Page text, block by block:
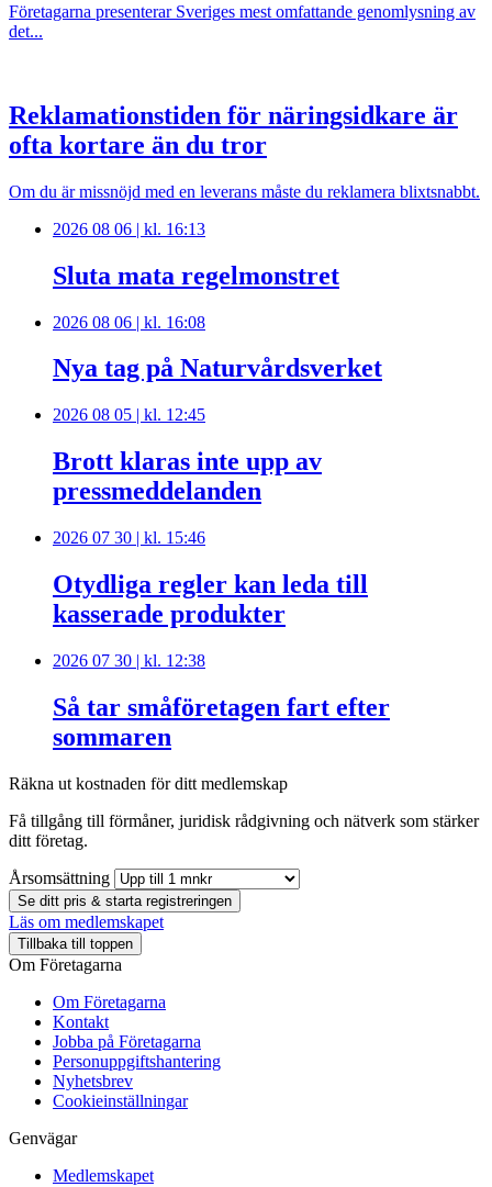
Företagarna presenterar Sveriges mest omfattande genomlysning av
det...
Reklamationstiden för näringsidkare är
ofta kortare än du tror
Om du är missnöjd med en leverans måste du reklamera blixtsnabbt.
2026 08 06 | kl. 16:13
Sluta mata regelmonstret
2026 08 06 | kl. 16:08
Nya tag på Naturvårdsverket
2026 08 05 | kl. 12:45
Brott klaras inte upp av
pressmeddelanden
2026 07 30 | kl. 15:46
Otydliga regler kan leda till
kasserade produkter
2026 07 30 | kl. 12:38
Så tar småföretagen fart efter
sommaren
Räkna ut kostnaden för ditt medlemskap
Få tillgång till förmåner, juridisk rådgivning och nätverk som stärker
ditt företag.
Årsomsättning
Se ditt pris & starta registreringen
Läs om medlemskapet
Tillbaka till toppen
Om Företagarna
Om Företagarna
Kontakt
Jobba på Företagarna
Personuppgiftshantering
Nyhetsbrev
Cookieinställningar
Genvägar
Medlemskapet